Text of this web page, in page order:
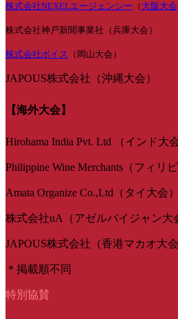
株式会社NEXELエージェンシー （ 大阪大会
株式会社神戸新聞事業社（兵庫大会）
株式会社ボイス （岡山大会）
JAPOUS株式会社（沖縄大会）
【海外大会】
Hirohama India Pvt. Ltd （インド大会
Philippine Wine Merchants（フィリ
Amata Organize Co.,Ltd（タイ大会）
株式会社uA（アゼルバイジャン大
JAPOUS株式会社（香港マカオ大会
＊掲載順不同
特別協賛